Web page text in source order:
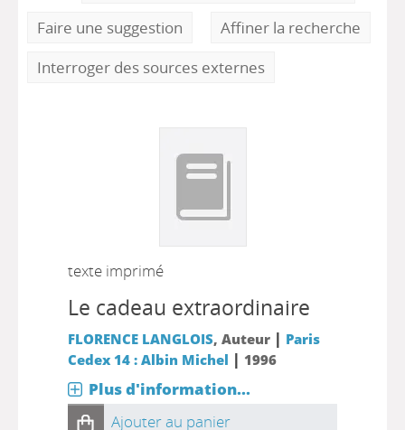
Faire une suggestion
Affiner la recherche
Interroger des sources externes
texte imprimé
Le cadeau extraordinaire
FLORENCE LANGLOIS, Auteur | Paris
Cedex 14 : Albin Michel | 1996
Plus d'information...
Ajouter au panier